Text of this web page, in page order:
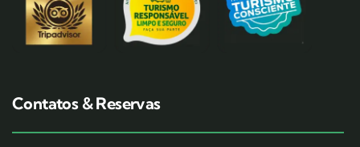
Contatos & Reservas